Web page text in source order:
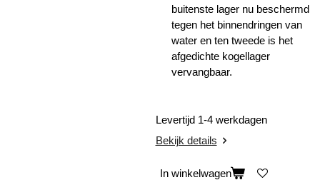
buitenste lager nu beschermd
tegen het binnendringen van
water en ten tweede is het
afgedichte kogellager
vervangbaar.
Levertijd 1-4 werkdagen
Bekijk details
In winkelwagen